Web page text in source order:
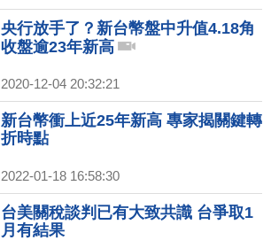
央行放手了？新台幣盤中升值4.18角
收盤逾23年新高
2020-12-04 20:32:21
新台幣衝上近25年新高 專家揭關鍵轉
折時點
2022-01-18 16:58:30
台美關稅談判已有大致共識 台爭取1
月有結果